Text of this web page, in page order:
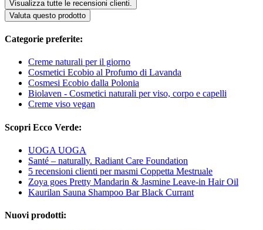
Visualizza tutte le recensioni clienti.
Valuta questo prodotto
Categorie preferite:
Creme naturali per il giorno
Cosmetici Ecobio al Profumo di Lavanda
Cosmesi Ecobio dalla Polonia
Biolaven - Cosmetici naturali per viso, corpo e capelli
Creme viso vegan
Scopri Ecco Verde:
UOGA UOGA
Santé – naturally. Radiant Care Foundation
5 recensioni clienti per masmi Coppetta Mestruale
Zoya goes Pretty Mandarin & Jasmine Leave-in Hair Oil
Kaurilan Sauna Shampoo Bar Black Currant
Nuovi prodotti: